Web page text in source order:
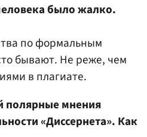
было жалко.
по формальным
бывают. Не реже, чем
в плагиате.
полярные мнения
«Диссернета». Как